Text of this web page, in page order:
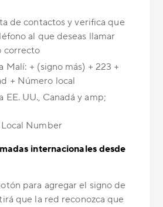
de contactos y verifica que
al que deseas llamar
correcto
Malí: + (signo más) + 223 +
+ Número local
EE. UU., Canadá y amp;
Number
internacionales desde
para agregar el signo de
que la red reconozca que